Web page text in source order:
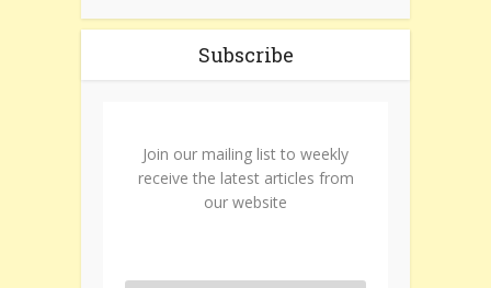
Subscribe
Join our mailing list to weekly
receive the latest articles from
our website